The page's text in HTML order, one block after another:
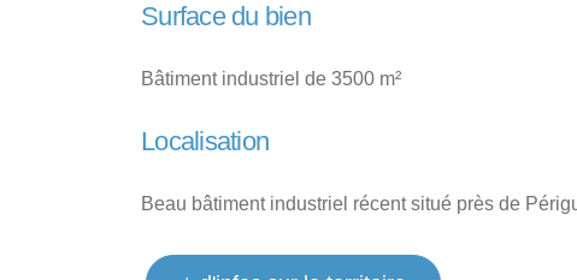
Surface du bien
Bâtiment industriel de 3500 m²
Localisation
Beau bâtiment industriel récent situé près de